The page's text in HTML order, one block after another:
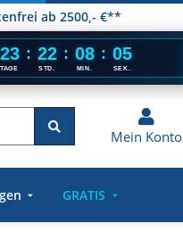
ab 2500,- €**
23
TAGE
: 22
STD.
: 08
MIN.
: 05
SEK.
Mein Konto
GRATIS